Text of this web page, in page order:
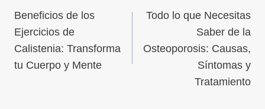
Beneficios de los
Ejercicios de
Calistenia: Transforma
tu Cuerpo y Mente
Todo lo que Necesitas
Saber de la
Osteoporosis: Causas,
Síntomas y
Tratamiento